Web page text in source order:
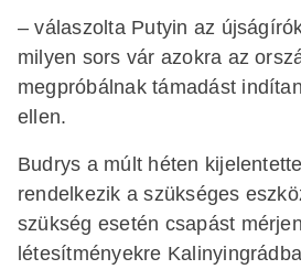
– válaszolta Putyin az
milyen sors vár azokra az
megpróbálnak támadást
ellen.
Budrys a múlt héten
rendelkezik a szükséges
szükség esetén csapást
létesítményekre